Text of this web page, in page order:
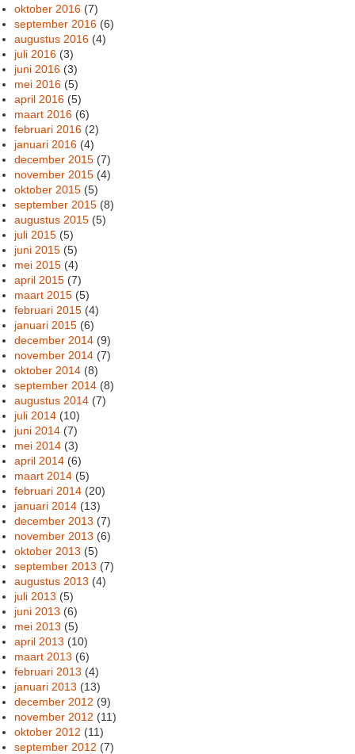
oktober 2016 (7)
september 2016 (6)
augustus 2016 (4)
juli 2016 (3)
juni 2016 (3)
mei 2016 (5)
april 2016 (5)
maart 2016 (6)
februari 2016 (2)
januari 2016 (4)
december 2015 (7)
november 2015 (4)
oktober 2015 (5)
september 2015 (8)
augustus 2015 (5)
juli 2015 (5)
juni 2015 (5)
mei 2015 (4)
april 2015 (7)
maart 2015 (5)
februari 2015 (4)
januari 2015 (6)
december 2014 (9)
november 2014 (7)
oktober 2014 (8)
september 2014 (8)
augustus 2014 (7)
juli 2014 (10)
juni 2014 (7)
mei 2014 (3)
april 2014 (6)
maart 2014 (5)
februari 2014 (20)
januari 2014 (13)
december 2013 (7)
november 2013 (6)
oktober 2013 (5)
september 2013 (7)
augustus 2013 (4)
juli 2013 (5)
juni 2013 (6)
mei 2013 (5)
april 2013 (10)
maart 2013 (6)
februari 2013 (4)
januari 2013 (13)
december 2012 (9)
november 2012 (11)
oktober 2012 (11)
september 2012 (7)